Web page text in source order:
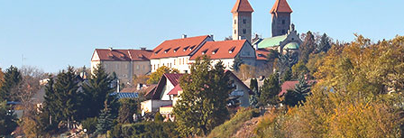
Miasto
i
Gmina